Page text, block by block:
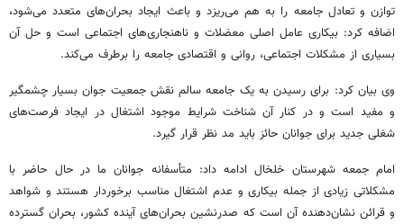
توازن و تعادل جامعه را به هم می‌ریزد و باعث ایجاد بحران‌های متعدد می‌شود،
اضافه کرد: بیکاری عامل اصلی معضلات و ناهنجاری‌های اجتماعی است و حل آن
بسیاری از مشکلات اجتماعی، روانی و اقتصادی جامعه را برطرف می‌کند.
وی بیان کرد: برای رسیدن به یک جامعه سالم نقش جمعیت جوان بسیار چشمگیر
و مفید است و در کنار آن شناخت شرایط موجود اشتغال در ایجاد فرصت‌های
شغلی جدید برای جوانان حائز باید مد نظر قرار گیرد.
امام جمعه شهرستان خلخال ادامه داد: متأسفانه جوانان ما در حال حاضر با
مشکلاتی زیادی از جمله بیکاری و عدم اشتغال مناسب برخوردار هستند و شواهد
و قرائن نشان‌دهنده آن است که صدرنشین بحران‌های آینده کشور، بحران گسترده